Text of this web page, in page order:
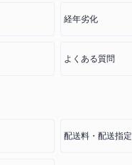
経年劣化
よくある質問
配送料・配送指定